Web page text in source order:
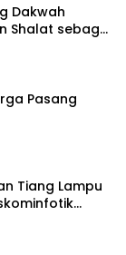
Dakwah
Shalat sebagai
Pasang
Tiang Lampu